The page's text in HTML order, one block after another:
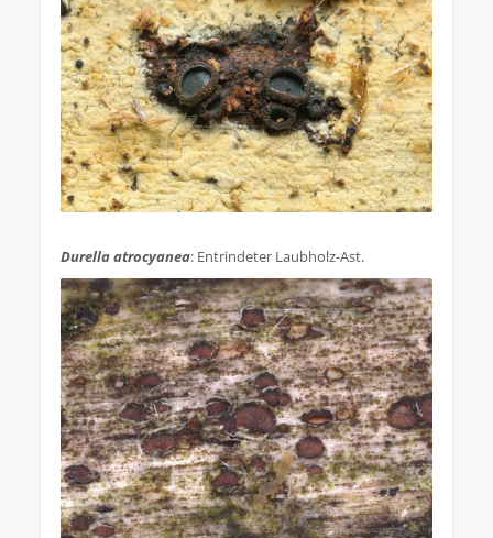
Durella atrocyanea: Entrindeter Laubholz-Ast.